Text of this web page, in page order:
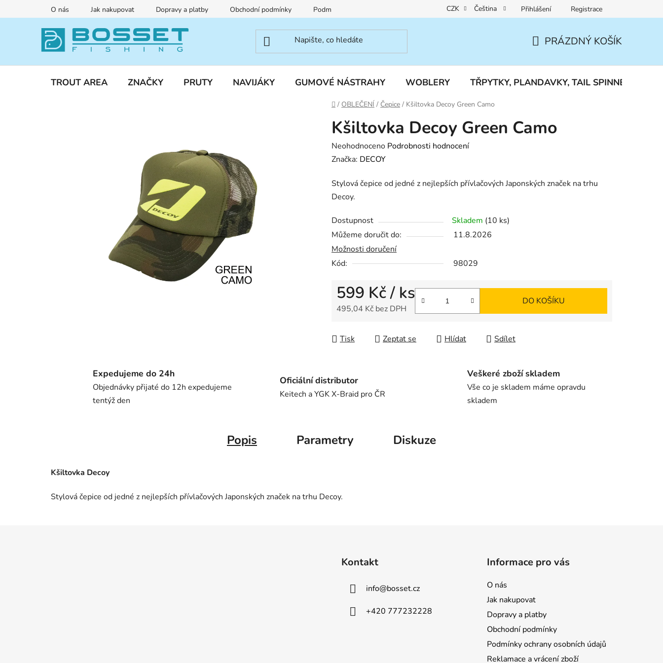
na
O nás Jak nakupovat Dopravy a platby Obchodní podmínky Podmínky ochrany osobních údajů Reklamace a vrácení zboží
CZK Čeština Přihlášení Registrace
KOŠÍK
PRÁZDNÝ KOŠÍK
TROUT AREA ZNAČKY PRUTY NAVIJÁKY GUMOVÉ NÁSTRAHY WOBLERY TŘPYTKY, PLANDAVKY, TAIL SPINNERY
Domů
/ OBLEČENÍ / Čepice / Kšiltovka Decoy Green Camo
Kšiltovka Decoy Green Camo
Průměrné
hodnocení
je
0,0
5
hvězdiček.
Neohodnoceno Podrobnosti hodnocení
Značka: DECOY
Stylová čepice od jedné z nejlepších přívlačových Japonských značek na trhu
Decoy.
Dostupnost Skladem (10 ks)
Můžeme doručit do:
11.8.2026
Možnosti doručení
Kód:
98029
599 Kč/ ks
495,04 Kč bez DPH
DO KOŠÍKU
Tisk Zeptat se Hlídat Sdílet
Expedujeme do 24h
Objednávky přijaté do 12h expedujeme
tentýž den
Oficiální distributor
Keitech a YGK X-Braid pro ČR
Veškeré zboží skladem
Vše co je skladem máme opravdu
skladem
Popis Parametry Diskuze
Kšiltovka Decoy
Stylová čepice od jedné z nejlepších přívlačových Japonských značek na trhu Decoy.
Kontakt
info@bosset.cz
+420 777232228
Informace pro vás
O nás
Jak nakupovat
Dopravy a platby
Obchodní podmínky
Podmínky ochrany osobních údajů
Reklamace a vrácení zboží